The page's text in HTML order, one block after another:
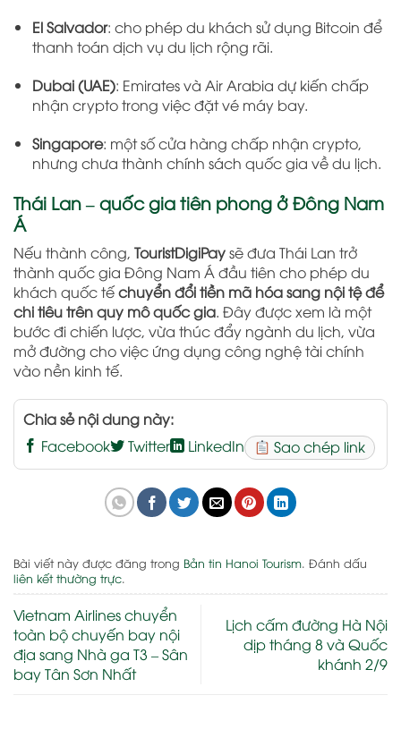
El Salvador: cho phép du khách sử dụng Bitcoin để
thanh toán dịch vụ du lịch rộng rãi.
Dubai (UAE): Emirates và Air Arabia dự kiến chấp
nhận crypto trong việc đặt vé máy bay.
Singapore: một số cửa hàng chấp nhận crypto,
nhưng chưa thành chính sách quốc gia về du lịch.
Thái Lan – quốc gia tiên phong ở Đông Nam
Á
Nếu thành công, TouristDigiPaysẽ đưa Thái Lan trở
thành quốc gia Đông Nam Á đầu tiên cho phép du
khách quốc tếchuyển đổi tiền mã hóa sang nội tệ để
chi tiêu trên quy mô quốc gia. Đây được xem là một
bước đi chiến lược, vừa thúc đẩy ngành du lịch, vừa
mở đường cho việc ứng dụng công nghệ tài chính
vào nền kinh tế.
Chia sẻ nội dung này:
Facebook
Twitter LinkedIn Sao chép link
Bài viết này được đăng trong Bản tin Hanoi Tourism. Đánh dấu
liên kết thường trực.
Vietnam Airlines chuyển
toàn bộ chuyến bay nội
địa sang Nhà ga T3 – Sân
bay Tân Sơn Nhất
Lịch cấm đường Hà Nội
dịp tháng 8 và Quốc
khánh 2/9